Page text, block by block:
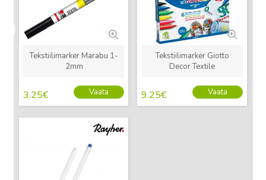
Tekstiilimarker Marabu 1-
2mm
3.25€ Vaata
Tekstiilimarker Giotto
Decor Textile
9.25€ Vaata